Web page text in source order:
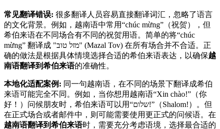
常见翻译错误: 很多翻译人员容易直接翻译词汇，忽略了语言
的文化背景。例如，越南语中常用“chúc mừng”（祝贺），但
希伯来语在不同场合有不同的祝贺用语。简单的将“chúc
mừng” 翻译成 "מזל טוב" (Mazal Tov) 在所有场合并不合适。正
确的做法是根据具体情境选择合适的希伯来语表达，以确保越
南语翻译到希伯来语的准确性。
本地化适配案例: 同一句越南语，在不同的场景下翻译成希伯
来语可能完全不同。例如，当你想用越南语“Xin chào!”（你
好！）问候朋友时，希伯来语可以用“שלום!”（Shalom!）。但
在正式场合或者邮件中，则可能需要使用更正式的问候语。在
越南语翻译到希伯来语时，需要充分考虑语境，选择最合适的